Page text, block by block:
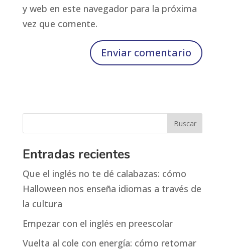
y web en este navegador para la próxima
vez que comente.
Entradas recientes
Que el inglés no te dé calabazas: cómo
Halloween nos enseña idiomas a través de
la cultura
Empezar con el inglés en preescolar
Vuelta al cole con energía: cómo retomar